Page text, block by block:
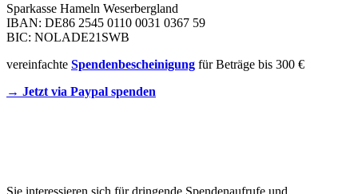
Sparkasse Hameln Weserbergland
IBAN: DE86 2545 0110 0031 0367 59
BIC: NOLADE21SWB
vereinfachte Spendenbescheinigung für Beträge bis 300 €
→ Jetzt via Paypal spenden
Sie interessieren sich für dringende Spendenaufrufe und